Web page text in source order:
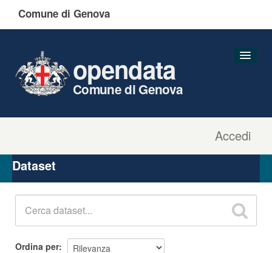
Comune di Genova
Accedi
opendata
Comune di Genova
Organizzazioni
Gruppi
Dataset
Ordina per